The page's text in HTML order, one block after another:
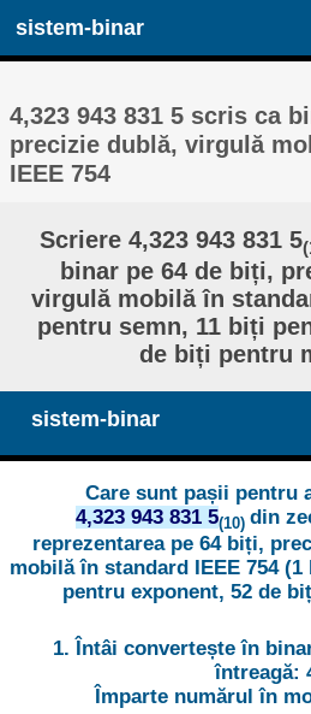
sistem-binar
4,323 943 831 5 scris ca
precizie dublă, virgulă
IEEE 754
Scriere 4,323 943 831 5
binar pe 64 de biți,
virgulă mobilă în
pentru semn, 11 biți
de biți pentru
sistem-binar
Care sunt pașii pentru
4,323 943 831 5(10) din
reprezentarea pe 64 biți,
mobilă în standard IEEE 754
pentru exponent, 52 de
1. Întâi convertește în
întreagă:
Împarte numărul în